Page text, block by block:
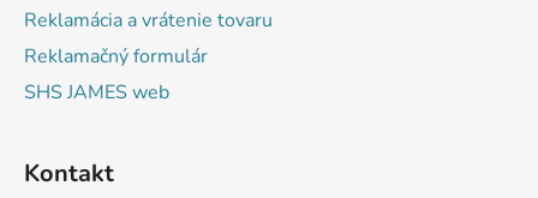
Reklamácia a vrátenie tovaru
Reklamačný formulár
SHS JAMES web
Kontakt